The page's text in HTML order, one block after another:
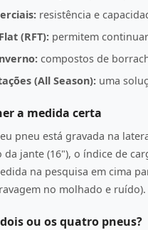
resistência e
(RFT): permitem
compostos de
(All Season): uma
a medida certa
pneu está gravada na
da jante (16"), o índice de
na pesquisa em cima
no molhado e ruído).
ou os quatro pneus?